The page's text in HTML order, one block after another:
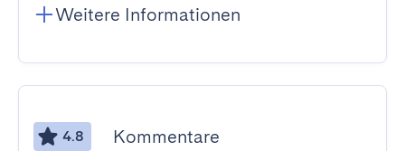
Weitere Informationen
4.8 Kommentare